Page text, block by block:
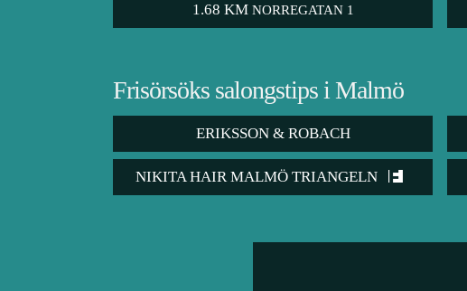
1.68 KM NORREGATAN 1
Frisörsöks salongstips i Malmö
ERIKSSON & ROBACH
NIKITA HAIR MALMÖ TRIANGELN